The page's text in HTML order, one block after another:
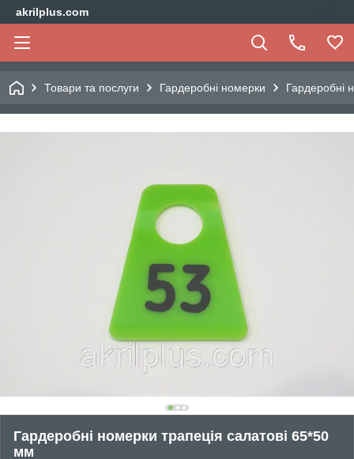
akrilplus.com
Товари та послуги Гардеробні номерки Гардеробні
Гардеробні номерки трапеція салатові 65*50
мм